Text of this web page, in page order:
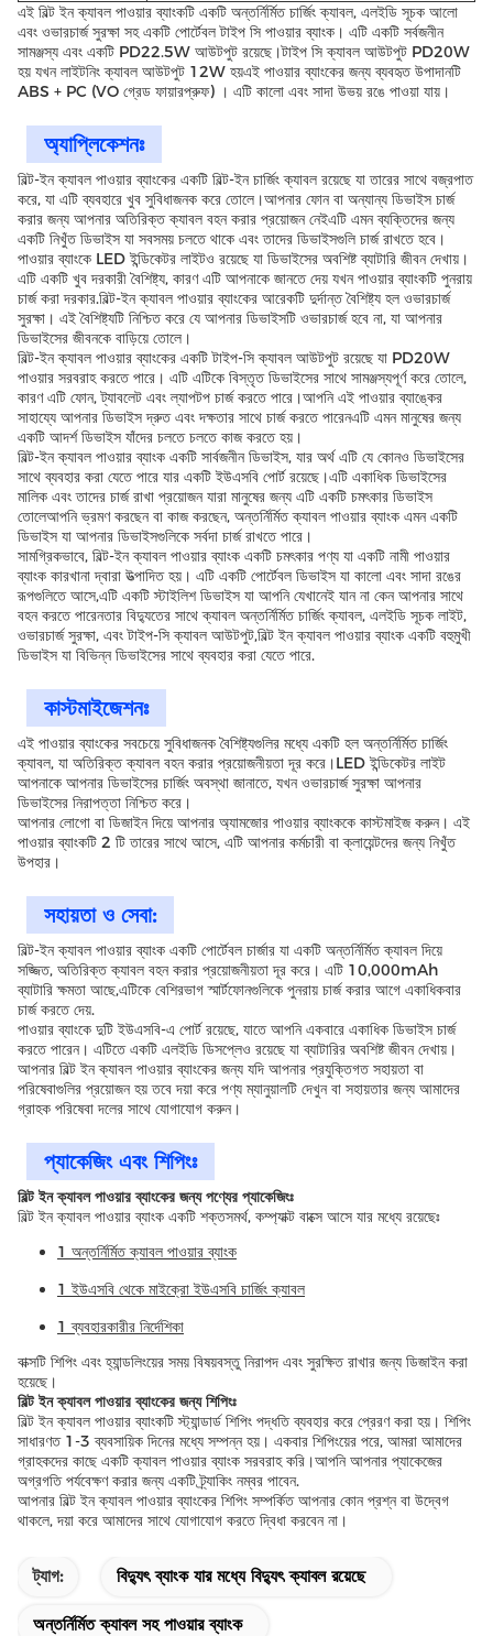
এই বিল্ট ইন ক্যাবল পাওয়ার ব্যাংকটি একটি অন্তর্নির্মিত চার্জিং ক্যাবল, এলইডি সূচক আলো
এবং ওভারচার্জ সুরক্ষা সহ একটি পোর্টেবল টাইপ সি পাওয়ার ব্যাংক। এটি একটি সর্বজনীন
সামঞ্জস্য এবং একটি PD22.5W আউটপুট রয়েছে।টাইপ সি ক্যাবল আউটপুট PD20W
হয় যখন লাইটনিং ক্যাবল আউটপুট 12W হয়এই পাওয়ার ব্যাংকের জন্য ব্যবহৃত উপাদানটি
ABS + PC (VO গ্রেড ফায়ারপ্রুফ) । এটি কালো এবং সাদা উভয় রঙে পাওয়া যায়।
অ্যাপ্লিকেশনঃ
বিল্ট-ইন ক্যাবল পাওয়ার ব্যাংকের একটি বিল্ট-ইন চার্জিং ক্যাবল রয়েছে যা তারের সাথে বজ্রপাত
করে, যা এটি ব্যবহারে খুব সুবিধাজনক করে তোলে।আপনার ফোন বা অন্যান্য ডিভাইস চার্জ
করার জন্য আপনার অতিরিক্ত ক্যাবল বহন করার প্রয়োজন নেইএটি এমন ব্যক্তিদের জন্য
একটি নিখুঁত ডিভাইস যা সবসময় চলতে থাকে এবং তাদের ডিভাইসগুলি চার্জ রাখতে হবে।
পাওয়ার ব্যাংকে LED ইন্ডিকেটর লাইটও রয়েছে যা ডিভাইসের অবশিষ্ট ব্যাটারি জীবন দেখায়।
এটি একটি খুব দরকারী বৈশিষ্ট্য, কারণ এটি আপনাকে জানতে দেয় যখন পাওয়ার ব্যাংকটি পুনরায়
চার্জ করা দরকার.বিল্ট-ইন ক্যাবল পাওয়ার ব্যাংকের আরেকটি দুর্দান্ত বৈশিষ্ট্য হল ওভারচার্জ
সুরক্ষা। এই বৈশিষ্ট্যটি নিশ্চিত করে যে আপনার ডিভাইসটি ওভারচার্জ হবে না, যা আপনার
ডিভাইসের জীবনকে বাড়িয়ে তোলে।
বিল্ট-ইন ক্যাবল পাওয়ার ব্যাংকের একটি টাইপ-সি ক্যাবল আউটপুট রয়েছে যা PD20W
পাওয়ার সরবরাহ করতে পারে। এটি এটিকে বিস্তৃত ডিভাইসের সাথে সামঞ্জস্যপূর্ণ করে তোলে,
কারণ এটি ফোন, ট্যাবলেট এবং ল্যাপটপ চার্জ করতে পারে।আপনি এই পাওয়ার ব্যাঙ্কের
সাহায্যে আপনার ডিভাইস দ্রুত এবং দক্ষতার সাথে চার্জ করতে পারেনএটি এমন মানুষের জন্য
একটি আদর্শ ডিভাইস যাঁদের চলতে চলতে কাজ করতে হয়।
বিল্ট-ইন ক্যাবল পাওয়ার ব্যাংক একটি সার্বজনীন ডিভাইস, যার অর্থ এটি যে কোনও ডিভাইসের
সাথে ব্যবহার করা যেতে পারে যার একটি ইউএসবি পোর্ট রয়েছে।এটি একাধিক ডিভাইসের
মালিক এবং তাদের চার্জ রাখা প্রয়োজন যারা মানুষের জন্য এটি একটি চমৎকার ডিভাইস
তোলেআপনি ভ্রমণ করছেন বা কাজ করছেন, অন্তর্নির্মিত ক্যাবল পাওয়ার ব্যাংক এমন একটি
ডিভাইস যা আপনার ডিভাইসগুলিকে সর্বদা চার্জ রাখতে পারে।
সামগ্রিকভাবে, বিল্ট-ইন ক্যাবল পাওয়ার ব্যাংক একটি চমৎকার পণ্য যা একটি নামী পাওয়ার
ব্যাংক কারখানা দ্বারা উত্পাদিত হয়। এটি একটি পোর্টেবল ডিভাইস যা কালো এবং সাদা রঙের
রূপগুলিতে আসে,এটি একটি স্টাইলিশ ডিভাইস যা আপনি যেখানেই যান না কেন আপনার সাথে
বহন করতে পারেনতার বিদ্যুতের সাথে ক্যাবল অন্তর্নির্মিত চার্জিং ক্যাবল, এলইডি সূচক লাইট,
ওভারচার্জ সুরক্ষা, এবং টাইপ-সি ক্যাবল আউটপুট,বিল্ট ইন ক্যাবল পাওয়ার ব্যাংক একটি বহুমুখী
ডিভাইস যা বিভিন্ন ডিভাইসের সাথে ব্যবহার করা যেতে পারে.
কাস্টমাইজেশনঃ
এই পাওয়ার ব্যাংকের সবচেয়ে সুবিধাজনক বৈশিষ্ট্যগুলির মধ্যে একটি হল অন্তর্নির্মিত চার্জিং
ক্যাবল, যা অতিরিক্ত ক্যাবল বহন করার প্রয়োজনীয়তা দূর করে।LED ইন্ডিকেটর লাইট
আপনাকে আপনার ডিভাইসের চার্জিং অবস্থা জানাতে, যখন ওভারচার্জ সুরক্ষা আপনার
ডিভাইসের নিরাপত্তা নিশ্চিত করে।
আপনার লোগো বা ডিজাইন দিয়ে আপনার অ্যামজোর পাওয়ার ব্যাংককে কাস্টমাইজ করুন। এই
পাওয়ার ব্যাংকটি 2 টি তারের সাথে আসে, এটি আপনার কর্মচারী বা ক্লায়েন্টদের জন্য নিখুঁত
উপহার।
সহায়তা ও সেবা:
বিল্ট-ইন ক্যাবল পাওয়ার ব্যাংক একটি পোর্টেবল চার্জার যা একটি অন্তর্নির্মিত ক্যাবল দিয়ে
সজ্জিত, অতিরিক্ত ক্যাবল বহন করার প্রয়োজনীয়তা দূর করে। এটি 10,000mAh
ব্যাটারি ক্ষমতা আছে,এটিকে বেশিরভাগ স্মার্টফোনগুলিকে পুনরায় চার্জ করার আগে একাধিকবার
চার্জ করতে দেয়.
পাওয়ার ব্যাংকে দুটি ইউএসবি-এ পোর্ট রয়েছে, যাতে আপনি একবারে একাধিক ডিভাইস চার্জ
করতে পারেন। এটিতে একটি এলইডি ডিসপ্লেও রয়েছে যা ব্যাটারির অবশিষ্ট জীবন দেখায়।
আপনার বিল্ট ইন ক্যাবল পাওয়ার ব্যাংকের জন্য যদি আপনার প্রযুক্তিগত সহায়তা বা
পরিষেবাগুলির প্রয়োজন হয় তবে দয়া করে পণ্য ম্যানুয়ালটি দেখুন বা সহায়তার জন্য আমাদের
গ্রাহক পরিষেবা দলের সাথে যোগাযোগ করুন।
প্যাকেজিং এবং শিপিংঃ
বিল্ট ইন ক্যাবল পাওয়ার ব্যাংকের জন্য পণ্যের প্যাকেজিংঃ
বিল্ট ইন ক্যাবল পাওয়ার ব্যাংক একটি শক্তসমর্থ, কম্প্যাক্ট বাক্সে আসে যার মধ্যে রয়েছেঃ
1 অন্তর্নির্মিত ক্যাবল পাওয়ার ব্যাংক
1 ইউএসবি থেকে মাইক্রো ইউএসবি চার্জিং ক্যাবল
1 ব্যবহারকারীর নির্দেশিকা
বাক্সটি শিপিং এবং হ্যান্ডলিংয়ের সময় বিষয়বস্তু নিরাপদ এবং সুরক্ষিত রাখার জন্য ডিজাইন করা
হয়েছে।
বিল্ট ইন ক্যাবল পাওয়ার ব্যাংকের জন্য শিপিংঃ
বিল্ট ইন ক্যাবল পাওয়ার ব্যাংকটি স্ট্যান্ডার্ড শিপিং পদ্ধতি ব্যবহার করে প্রেরণ করা হয়। শিপিং
সাধারণত 1-3 ব্যবসায়িক দিনের মধ্যে সম্পন্ন হয়। একবার শিপিংয়ের পরে, আমরা আমাদের
গ্রাহকদের কাছে একটি ক্যাবল পাওয়ার ব্যাংক সরবরাহ করি।আপনি আপনার প্যাকেজের
অগ্রগতি পর্যবেক্ষণ করার জন্য একটি ট্র্যাকিং নম্বর পাবেন.
আপনার বিল্ট ইন ক্যাবল পাওয়ার ব্যাংকের শিপিং সম্পর্কিত আপনার কোন প্রশ্ন বা উদ্বেগ
থাকলে, দয়া করে আমাদের সাথে যোগাযোগ করতে দ্বিধা করবেন না।
ট্যাগ: বিদ্যুৎ ব্যাংক যার মধ্যে বিদ্যুৎ ক্যাবল রয়েছে
অন্তর্নির্মিত ক্যাবল সহ পাওয়ার ব্যাংক